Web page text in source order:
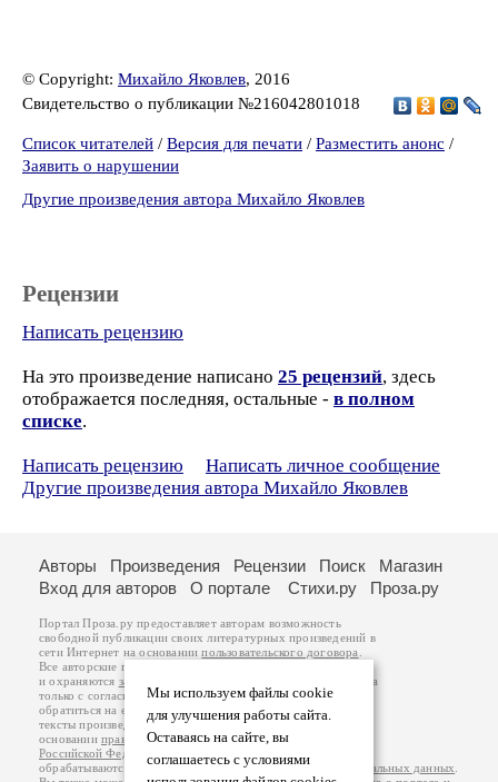
© Copyright: Михайло Яковлев, 2016
Свидетельство о публикации №216042801018
Список читателей / Версия для печати / Разместить анонс /
Заявить о нарушении
Другие произведения автора Михайло Яковлев
Рецензии
Написать рецензию
На это произведение написано 25 рецензий, здесь
отображается последняя, остальные - в полном
списке.
Написать рецензию
Написать личное сообщение
Другие произведения автора Михайло Яковлев
Мы используем файлы cookie
для улучшения работы сайта.
Оставаясь на сайте, вы
соглашаетесь с условиями
Авторы Произведения Рецензии Поиск
Магазин
Вход для авторов
О портале Стихи.ру Проза.ру
Портал Проза.ру предоставляет авторам возможность
свободной публикации своих литературных произведений в
сети Интернет на основаниипользовательского договора
Все авторские права на произведения принадлежат авторам
и охраняются законом
. Перепечатка произведений возможна
только с согласия его автора, к которому вы можете
обратиться на его авторской странице. Ответственность за
тексты произведений авторы несут самостоятельно на
основанииправил публикацииизаконодательства
Российской Федерации
обрабатываются на основанииПолитики обработки персональных данных